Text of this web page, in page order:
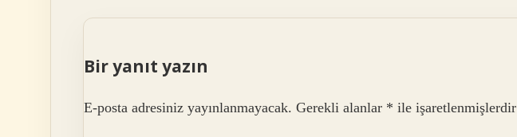
Bir yanıt yazın
E-posta adresiniz yayınlanmayacak. Gerekli alanlar * ile işaretlenmişlerdir